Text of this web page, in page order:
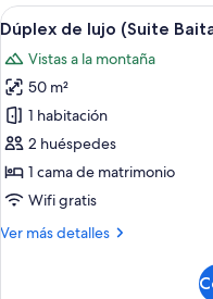
Abrir
todas
las
fotos
de
Dúplex
de
lujo
Baita)
1
Dúplex de lujo (Suite
Vistas a la montaña
50 m²
1 habitación
2 huéspedes
1 cama de matrimonio
Wifi gratis
Ver más detalles
Más